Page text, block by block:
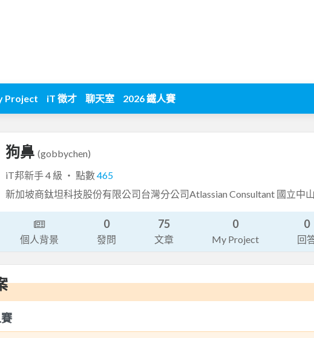
Project iT 徵才 聊天室 2026 鐵人賽
狗鼻 (gobbychen)
iT邦新手 4 級 ‧ 點數465
新加坡商鈦坦科技股份有限公司台灣分公司Atlassian Consultant 國立中
個人背景
0
發問
75
文章
0
My Project
0
回